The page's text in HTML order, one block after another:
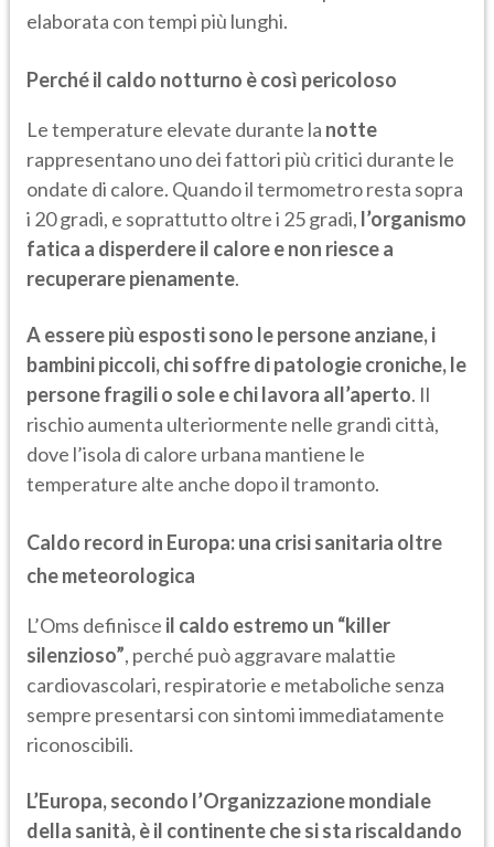
elaborata con tempi più lunghi.
Perché il caldo notturno è così pericoloso
Le temperature elevate durante la notte
rappresentano uno dei fattori più critici durante le
ondate di calore. Quando il termometro resta sopra
i 20 gradi, e soprattutto oltre i 25 gradi, l’organismo
fatica a disperdere il calore e non riesce a
recuperare pienamente.
A essere più esposti sono le persone anziane, i
bambini piccoli, chi soffre di patologie croniche, le
persone fragili o sole e chi lavora all’aperto. Il
rischio aumenta ulteriormente nelle grandi città,
dove l’isola di calore urbana mantiene le
temperature alte anche dopo il tramonto.
Caldo record in Europa: una crisi sanitaria oltre
che meteorologica
L’Oms definisce il caldo estremo un “killer
silenzioso”, perché può aggravare malattie
cardiovascolari, respiratorie e metaboliche senza
sempre presentarsi con sintomi immediatamente
riconoscibili.
L’Europa, secondo l’Organizzazione mondiale
della sanità, è il continente che si sta riscaldando